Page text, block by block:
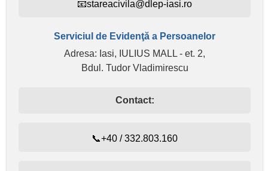
📧stareacivila@dlep-iasi.ro
Serviciul de Evidenţă a Persoanelor
Adresa: Iasi, IULIUS MALL - et. 2,
Bdul. Tudor Vladimirescu
Contact:
📞+40 / 332.803.160